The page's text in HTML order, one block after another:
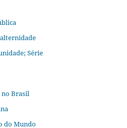
Série
no Brasil
do Mundo